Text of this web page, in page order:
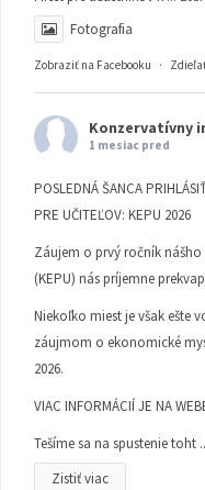
Fotografia
Zobraziť na Facebooku ·
Konzervatívny
1 mesiac pred
POSLEDNÁ ŠANCA
PRE UČITEĽOV: KEPU 2026
Záujem o prvý ročník
(KEPU) nás príjemne
Niekoľko miest je však ešte
záujmom o ekonomické
2026.
VIAC INFORMÁCIÍ JE NA
Tešíme sa na spustenie toht
Zistiť viac